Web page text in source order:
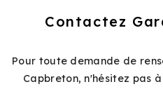
Contactez
Pour toute demande de
Capbreton, n'hésitez pas